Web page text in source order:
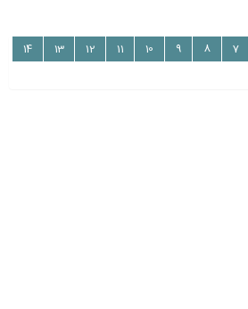
7
8
9
10
11
12
13
14